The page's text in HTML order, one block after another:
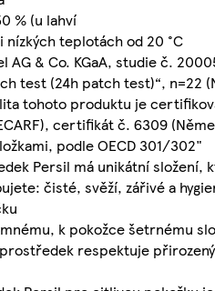
% (u lahví
teplotách od 20 °C
AG & Co. KGaA, studie č.
test (24h patch test)“, n=22
tohoto produktu je
certifikát č. 6309
podle OECD 301/302"
Persil má unikátní složení,
čisté, svěží, zářivé a
k pokožce šetrnému
respektuje